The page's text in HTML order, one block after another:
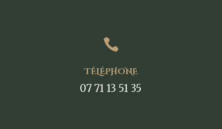

TÉLÉPHONE
07 71 13 51 35